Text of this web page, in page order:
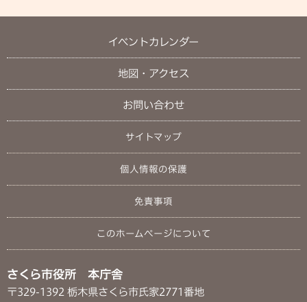
イベントカレンダー
地図・アクセス
お問い合わせ
サイトマップ
個人情報の保護
免責事項
このホームページについて
さくら市役所 本庁舎
〒329-1392 栃木県さくら市氏家2771番地